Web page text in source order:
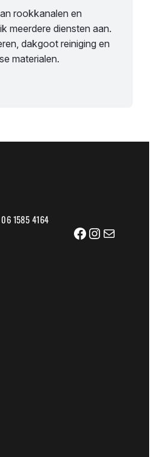
rookkanalen en
meerdere diensten aan.
dakgoot reiniging en
materialen.
1585 4164
Facebook
Instagram
E-mail